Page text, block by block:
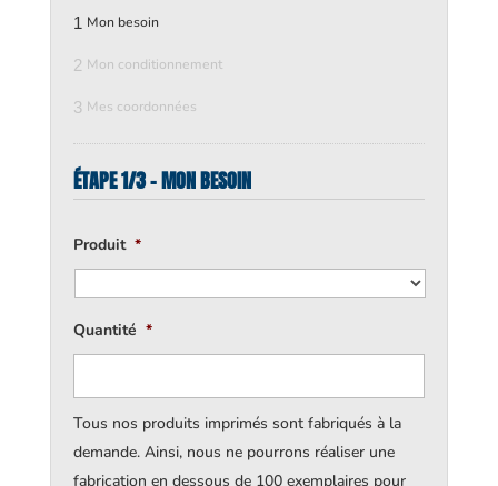
1 Mon besoin
2 Mon conditionnement
3 Mes coordonnées
ÉTAPE 1/3 - MON BESOIN
Produit *
Quantité *
Tous nos produits imprimés sont fabriqués à la
demande. Ainsi, nous ne pourrons réaliser une
fabrication en dessous de 100 exemplaires pour